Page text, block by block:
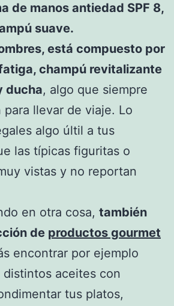
de manos antiedad SPF 8,
suave.
está compuesto por
champú revitalizante
ducha, algo que siempre
llevar de viaje. Lo
algo últil a tus
las típicas figuritas o
vistas y no reportan
en otra cosa, también
de productos gourmet
encontrar por ejemplo
distintos aceites con
tus platos,